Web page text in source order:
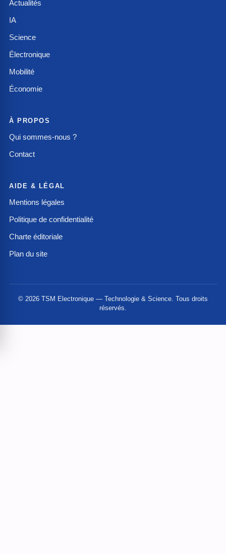
Actualités
IA
Science
Électronique
Mobilité
Économie
À PROPOS
Qui sommes-nous ?
Contact
AIDE & LÉGAL
Mentions légales
Politique de confidentialité
Charte éditoriale
Plan du site
© 2026 TSM Electronique — Technologie & Science. Tous droits
réservés.